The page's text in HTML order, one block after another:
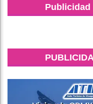
Publicidad